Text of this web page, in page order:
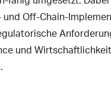
und Off-Chain-
und